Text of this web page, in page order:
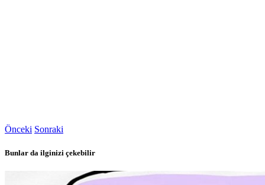
Önceki Sonraki
Bunlar da ilginizi çekebilir